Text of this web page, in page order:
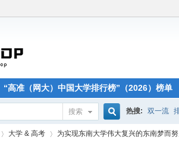
“高准（网大）中国大学排行榜”（2026）榜单
搜索
搜
热搜: 双一流
大学 & 高考 为实现东南大学伟大复兴的东南梦而